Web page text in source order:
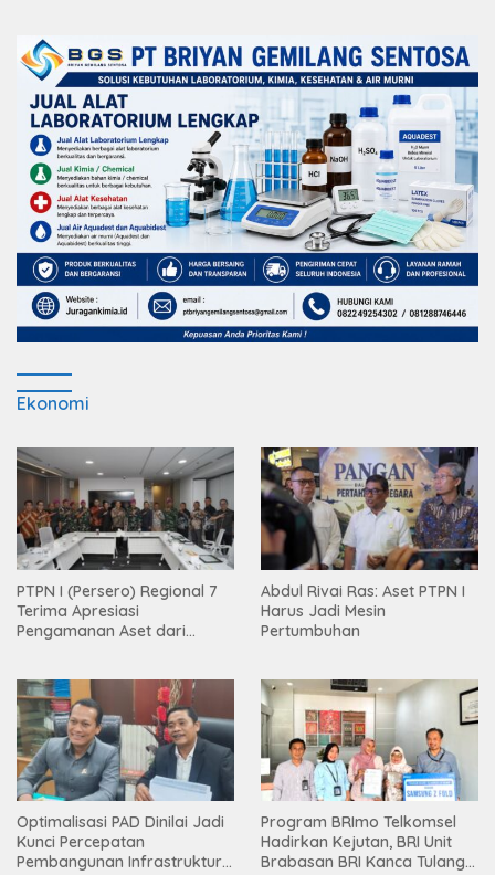
Ekonomi
PTPN I (Persero) Regional 7
Terima Apresiasi
Pengamanan Aset dari
Abdul Rivai Ras: Aset PTPN I
Harus Jadi Mesin
Pertumbuhan
Optimalisasi PAD Dinilai Jadi
Kunci Percepatan
Pembangunan Infrastruktur
Program BRImo Telkomsel
Hadirkan Kejutan, BRI Unit
Brabasan BRI Kanca Tulang